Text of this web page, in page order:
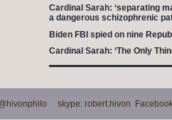
Cardinal Sarah: ‘separating
a dangerous schizophrenic
Biden FBI spied on nine
Cardinal Sarah: ‘The Only
skype: robert.hivon